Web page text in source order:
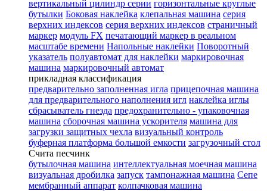
вертикальный цилиндр серии горизонтальные круглые
бутылки Боковая наклейка клепальная машина серия
верхних индексов серия верхних индексов страничный
маркер модуль FX печатающий маркер в реальном
масштабе времени Напольные наклейки Поворотный
указатель полуавтомат для наклейки маркировочная
машина маркировочный автомат
прикладная классификация
предварительно заполненная игла прицепочная машина
для предварительного наполнения игл наклейка иглы
сбрасыватель гнезда предохранительно - упаковочная
машина сборочная машина ускорителя машина для
загрузки защитных чехла визуальный контроль
буферная платформа большой емкости загрузочный стол
Счита песчинк
бутылочная машина интеллектуальная моечная машина
визуальная дробилка запуск тампонажная машина Сепе
мембранный аппарат колпачковая машина